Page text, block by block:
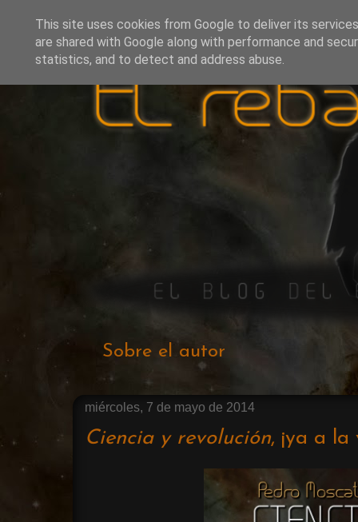
Sobre el autor
miércoles, 7 de mayo de 2014
Ciencia y revolución, ¡ya a la
This site uses cookies from Google to deliver its
are shared with Google along with performance and
statistics, and to detect and address abuse.